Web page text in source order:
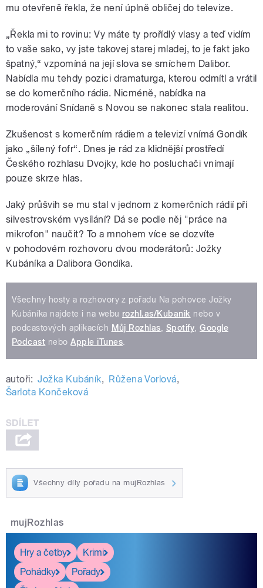
mu otevřeně řekla, že není úplně obličej do televize.
„Řekla mi to rovinu: Vy máte ty prořídlý vlasy a teď vidím
to vaše sako, vy jste takovej starej mladej, to je fakt jako
špatný,“ vzpomíná na její slova se smíchem Dalibor.
Nabídla mu tehdy pozici dramaturga, kterou odmítl a vrátil
se do komerčního rádia. Nicméně, nabídka na
moderování Snídaně s Novou se nakonec stala realitou.
Zkušenost s komerčním rádiem a televizí vnímá Gondík
jako „šílený fofr“. Dnes je rád za klidnější prostředí
Českého rozhlasu Dvojky, kde ho posluchači vnímají
pouze skrze hlas.
Jaký průšvih se mu stal v jednom z komerčních rádií při
silvestrovském vysílání? Dá se podle něj "práce na
mikrofon" naučit? To a mnohem více se dozvíte
v pohodovém rozhovoru dvou moderátorů: Jožky
Kubáníka a Dalibora Gondíka.
Všechny hosty a rozhovory z pořadu Na pohovce Jožky
Kubáníka najdete i na webu rozhl.as/Kubanik nebo v
podcastových aplikacích Můj Rozhlas, Spotify,Google
Podcast neboApple iTunes.
autoři: Jožka Kubáník, Růžena Vorlová,
Šarlota Končeková
Všechny díly pořadu na mujRozhlas
mujRozhlas
Hry a četby
Krimi
Pohádky
Pořady